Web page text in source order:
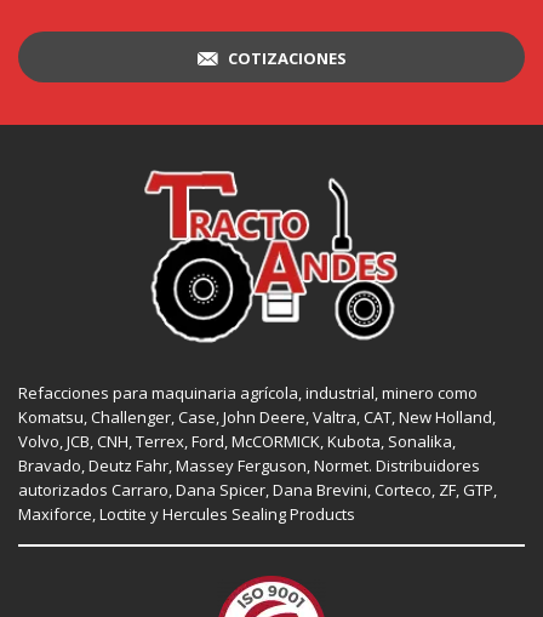
COTIZACIONES
Refacciones para maquinaria agrícola, industrial, minero como
Komatsu, Challenger, Case John Deere , Valtra, CAT New Holland
Volvo, JCB CNH , Terrex, Ford , McCORMICK, Kubota , Sonalika,
Bravado, Deutz Fahr, Massey Ferguson Normet. Distribuidores
autorizados Carraro Dana Spicer , Dana Brevini, Corteco ZF GTP
Maxiforce, Loctite y Hercules Sealing Products